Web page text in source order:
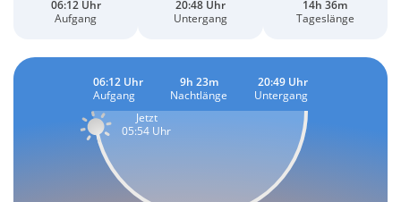
06:12 Uhr
Aufgang
20:48 Uhr
Untergang
14h 36m
Tageslänge
Jetzt
05:54 Uhr
06:12 Uhr
Aufgang
9h 23m
Nachtlänge
20:49 Uhr
Untergang